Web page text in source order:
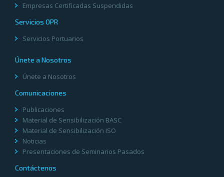
Empresas Certificadas Suspendidas
Servicios OPR
Servicios Portuarios
Únete a Nosotros
Únete a Nosotros
Comunicaciones
Publicaciones
Material de Sensibilización BASC
Material de Sensibilización ISO
Noticias
Presentaciones de Seminarios Pasados
Contáctenos